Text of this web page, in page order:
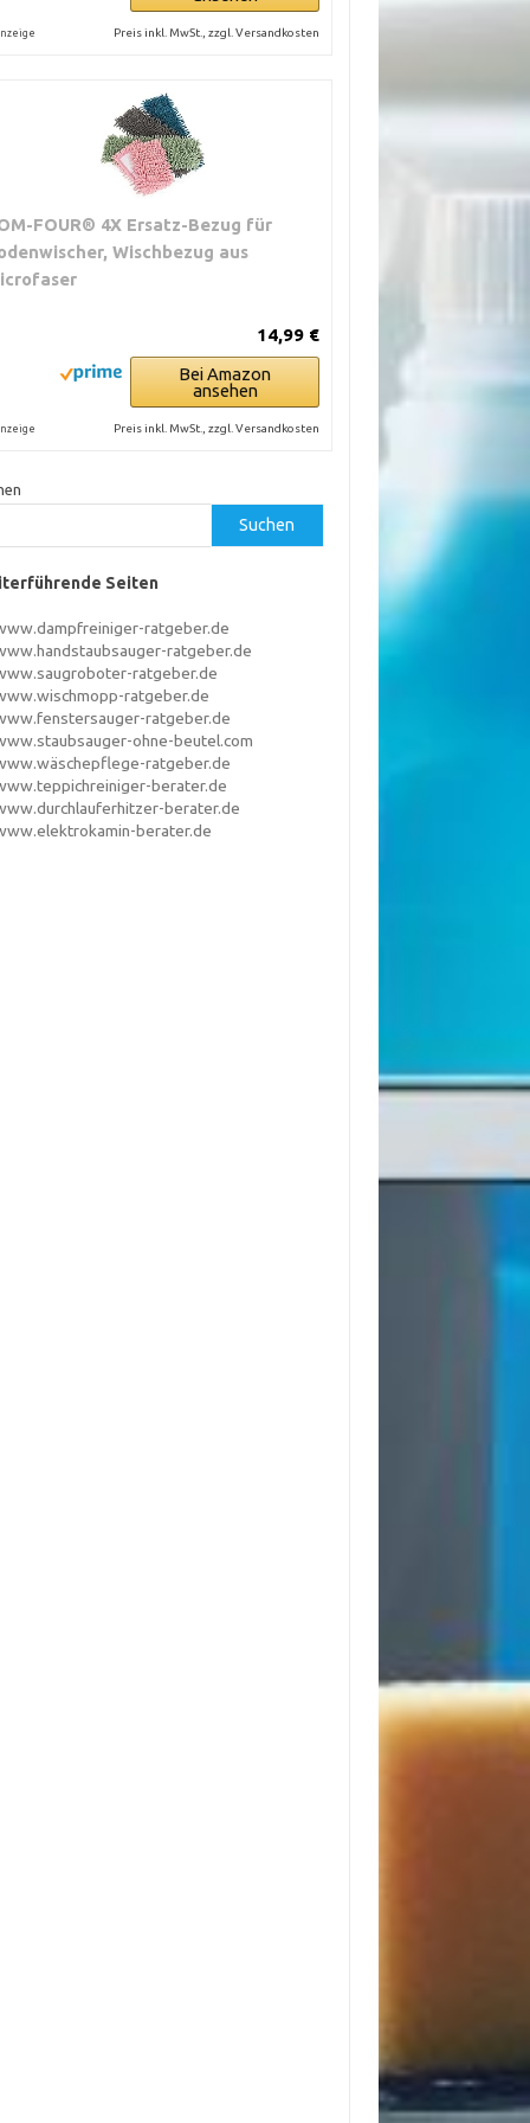
Preis inkl. MwSt., zzgl. Versandkosten
FOUR® 4X Ersatz-Bezug für
Wischbezug aus
14,99 €
Bei Amazon
ansehen
Preis inkl. MwSt., zzgl. Versandkosten
Suchen
Seiten
ratgeber.de
ratgeber.de
ratgeber.de
ratgeber.de
ratgeber.de
ohne-beutel.com
ratgeber.de
berater.de
berater.de
berater.de